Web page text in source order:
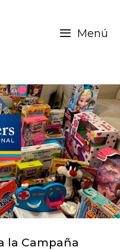
Menú
la Campaña